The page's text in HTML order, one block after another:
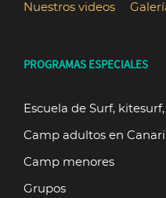
Nuestros videos
PROGRAMAS ESPECIALES
Escuela de Surf,
Camp adultos en
Camp menores
Grupos